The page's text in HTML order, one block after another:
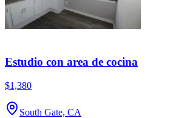
Estudio con area de cocina
$1,380
South Gate, CA